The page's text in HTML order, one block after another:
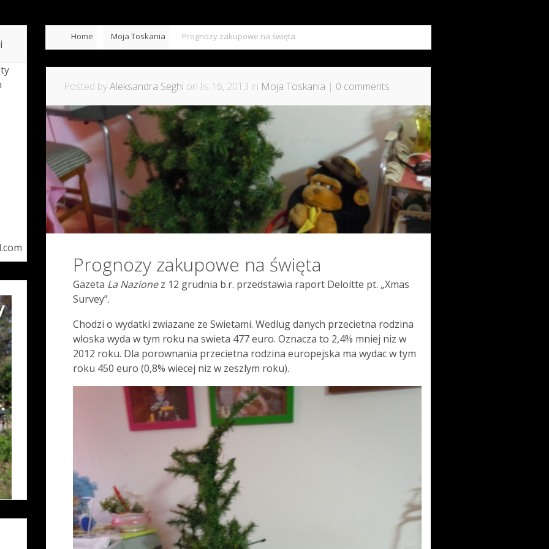
Home Moja Toskania Prognozy zakupowe na święta
Posted byAleksandra Seghi on lis 16, 2013 in Moja Toskania | 0 comments
Prognozy zakupowe na święta
Gazeta La Nazionez 12 grudnia b.r. przedstawia raport Deloitte pt. „Xmas
Survey”.
Chodzi o wydatki zwiazane ze Swietami. Wedlug danych przecietna rodzina
wloska wyda w tym roku na swieta 477 euro. Oznacza to 2,4% mniej niz w
2012 roku. Dla porownania przecietna rodzina europejska ma wydac w tym
roku 450 euro (0,8% wiecej niz w zeszlym roku).